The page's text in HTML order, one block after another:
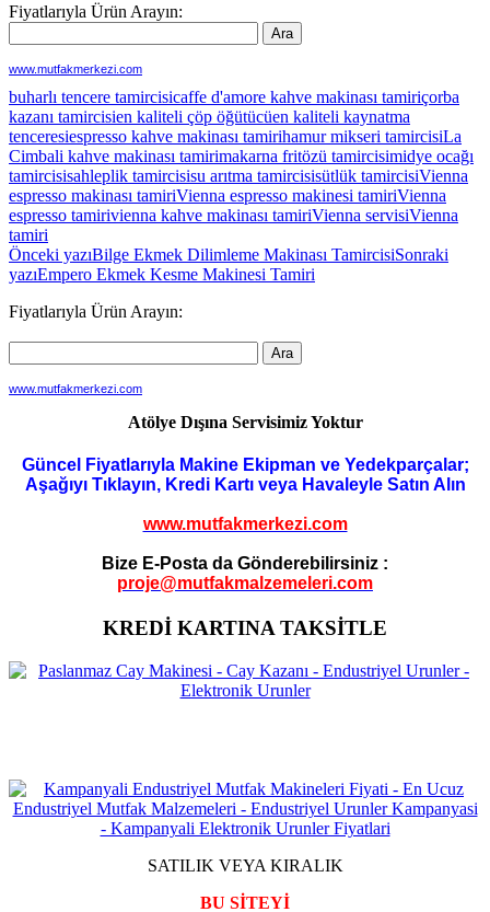
Fiyatlarıyla Ürün Arayın:
www.mutfakmerkezi.com
buharlı tencere tamircisicaffe d'amore kahve makinası tamiriçorba
kazanı tamircisien kaliteli çöp öğütücüen kaliteli kaynatma
tenceresiespresso kahve makinası tamirihamur mikseri tamircisiLa
Cimbali kahve makinası tamirimakarna fritözü tamircisimidye ocağı
tamircisisahleplik tamircisisu arıtma tamircisisütlük tamircisiVienna
espresso makinası tamiriVienna espresso makinesi tamiriVienna
espresso tamirivienna kahve makinası tamiriVienna servisiVienna
tamiri
Yazı
dolaşımı
Önceki yazıBilge Ekmek Dilimleme Makinası TamircisiSonraki
yazıEmpero Ekmek Kesme Makinesi Tamiri
Fiyatlarıyla Ürün Arayın:
www.mutfakmerkezi.com
Atölye Dışına Servisimiz Yoktur
Güncel Fiyatlarıyla Makine Ekipman ve Yedekparçalar;
Aşağıyı Tıklayın, Kredi Kartı veya Havaleyle Satın Alın
www.mutfakmerkezi.com
Bize E-Posta da Gönderebilirsiniz :
proje@mutfakmalzemeleri.com
KREDİ KARTINA TAKSİTLE
SATILIK VEYA KIRALIK
BU SİTEYİ